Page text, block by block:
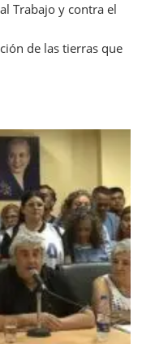
Trabajo y contra el
de las tierras que